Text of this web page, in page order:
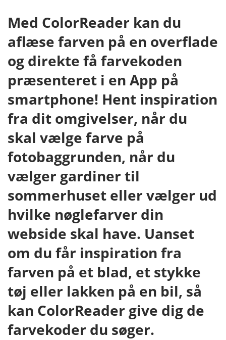
Med ColorReader kan du
aflæse farven på en overflade
og direkte få farvekoden
præsenteret i en App på
smartphone! Hent inspiration
fra dit omgivelser, når du
skal vælge farve på
fotobaggrunden, når du
vælger gardiner til
sommerhuset eller vælger ud
hvilke nøglefarver din
webside skal have. Uanset
om du får inspiration fra
farven på et blad, et stykke
tøj eller lakken på en bil, så
kan ColorReader give dig de
farvekoder du søger.